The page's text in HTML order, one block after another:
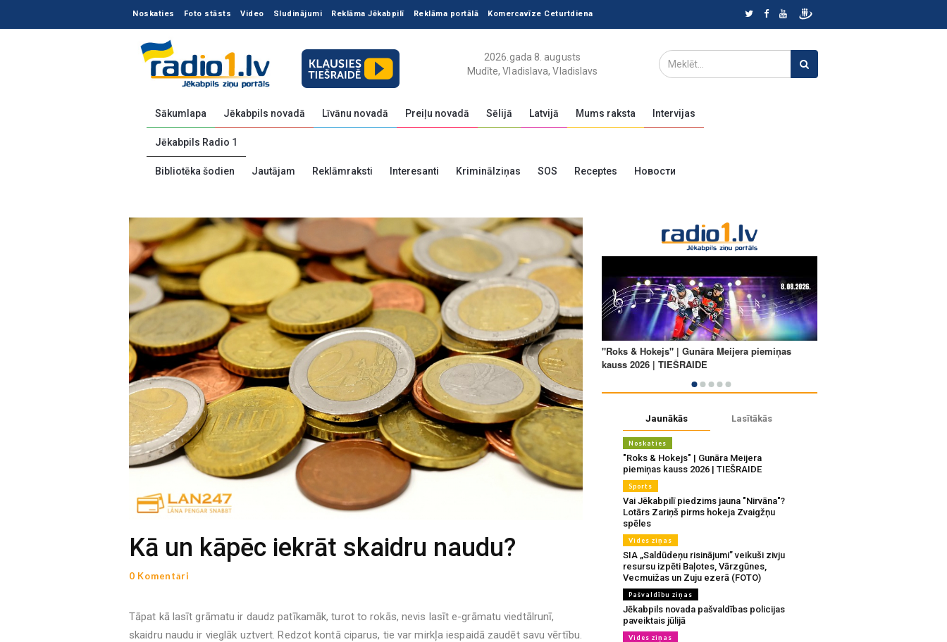
Noskaties Foto stāsts Video Sludinājumi Reklāma Jēkabpilī Reklāma portālā Komercavīze Ceturtdiena
2026.gada 8. augusts
Mudīte, Vladislava, Vladislavs
Sākumlapa Jēkabpils novadā Līvānu novadā Preiļu novadā Sēlijā Latvijā Mums raksta Intervijas
Jēkabpils Radio 1
Bibliotēka šodien Jautājam Reklāmraksti Interesanti Kriminālziņas SOS Receptes Новости
Kā un kāpēc iekrāt skaidru naudu?
0 Komentāri
Tāpat kā lasīt grāmatu ir daudz patīkamāk, turot to rokās, nevis lasīt e-grāmatu viedtālrunī,
skaidru naudu ir vieglāk uztvert. Redzot kontā ciparus, tie var mirkļa iespaidā zaudēt savu vērtību.
Jaunākās Lasītākās
Noskaties
"Roks & Hokejs" | Gunāra Meijera
piemiņas kauss 2026 | TIEŠRAIDE
Sports
Vai Jēkabpilī piedzims jauna "Nirvāna"?
Lotārs Zariņš pirms hokeja Zvaigžņu
spēles
Vides ziņas
SIA „Saldūdeņu risinājumi” veikuši zivju
resursu izpēti Baļotes, Vārzgūnes,
Vecmuižas un Zuju ezerā (FOTO)
Pašvaldību ziņas
Jēkabpils novada pašvaldības policijas
paveiktais jūlijā
Vides ziņas